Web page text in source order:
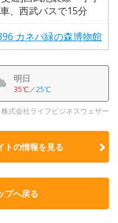
、西武バスで15分
カネパ緑の森博物館
明日
35℃／25℃
式会社ライフビジネスウェザー
トの情報を見る
プへ戻る